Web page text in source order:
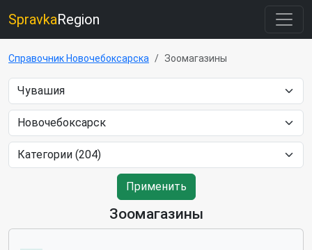
SpravkaRegion
Справочник Новочебоксарска Зоомагазины
Применить
Зоомагазины